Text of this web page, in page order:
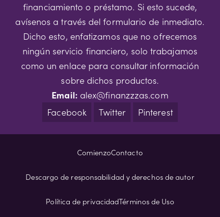
financiamiento o préstamo. Si esto sucede,
avísenos a través del formulario de inmediato.
Dicho esto, enfatizamos que no ofrecemos
ningún servicio financiero, solo trabajamos
como un enlace para consultar información
sobre dichos productos.
Email: alex@finanzzzas.com
Facebook
Twitter Pinterest
ComienzoContacto
Descargo de responsabilidad y derechos de autor
Política de privacidadTérminos de Uso